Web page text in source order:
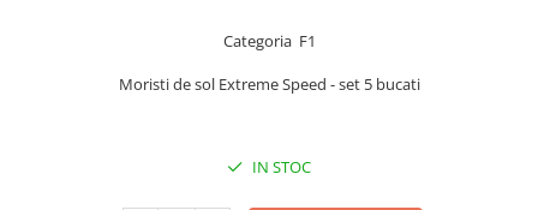
Categoria F1
Moristi de sol Extreme Speed - set 5 bucati
IN STOC